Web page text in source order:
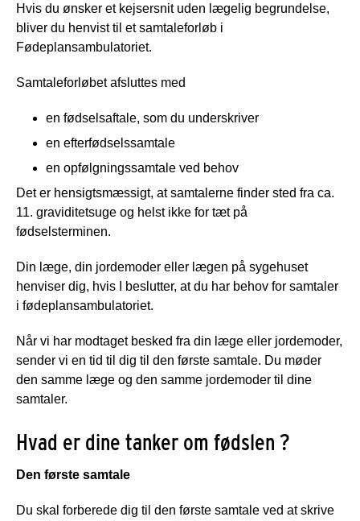
Hvis du ønsker et kejsersnit uden lægelig begrundelse,
bliver du henvist til et samtaleforløb i
Fødeplansambulatoriet.
Samtaleforløbet afsluttes med
en fødselsaftale, som du underskriver
en efterfødselssamtale
en opfølgningssamtale ved behov
Det er hensigtsmæssigt, at samtalerne finder sted fra ca.
11. graviditetsuge og helst ikke for tæt på
fødselsterminen.
Din læge, din jordemoder eller lægen på sygehuset
henviser dig, hvis I beslutter, at du har behov for samtaler
i fødeplansambulatoriet.
Når vi har modtaget besked fra din læge eller jordemoder,
sender vi en tid til dig til den første samtale. Du møder
den samme læge og den samme jordemoder til dine
samtaler.
Hvad er dine tanker om fødslen ?
Den første samtale
Du skal forberede dig til den første samtale ved at skrive